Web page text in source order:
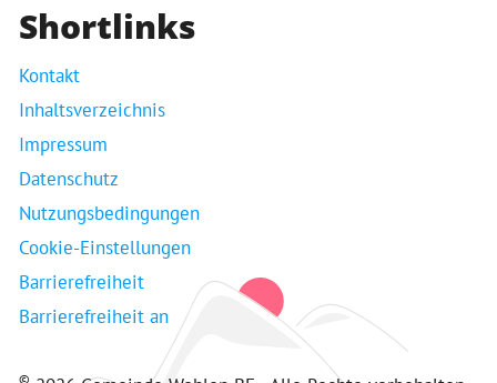
Shortlinks
Kontakt
Inhaltsverzeichnis
Impressum
Datenschutz
Nutzungsbedingungen
Cookie-Einstellungen
Barrierefreiheit
Barrierefreiheit an